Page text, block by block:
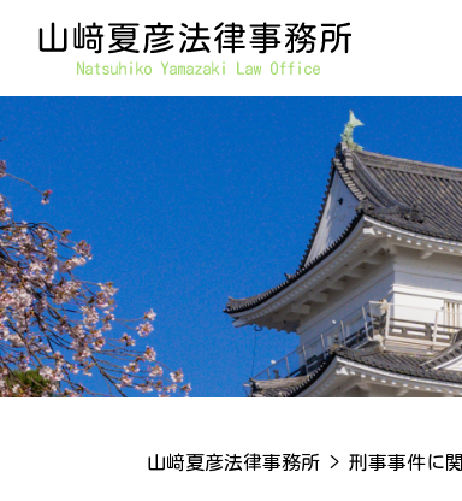
山﨑夏彦法律事務所 > 刑事事件に